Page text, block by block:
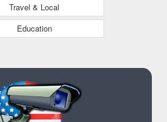
Travel & Local
Education